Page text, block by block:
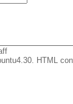
HTML